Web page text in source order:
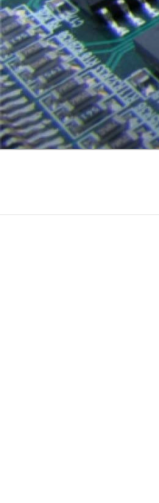
Перейти
к
содержимому